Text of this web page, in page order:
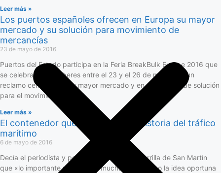
Leer más »
Los puertos españoles ofrecen en Europa su mayor
mercado y su solución para movimiento de
mercancías
23 de mayo de 2016
Puertos del Estado participa en la Feria BreakBulk Europe 2016 que
se celebrará en Amberes entre el 23 y el 26 de mayo con un
reclamo centrado en su mayor mercado y en capacidad de solución
para el movimiento de
Leer más »
El contenedor que revolucionó la historia del tráfico
marítimo
6 de mayo de 2016
Decía el periodista y poeta uruguayo Juan Zorrilla de San Martín
que «lo importante no es tener muchas ideas, sino la idea oportuna